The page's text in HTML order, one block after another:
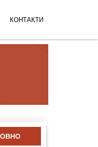
КОНТАКТИ